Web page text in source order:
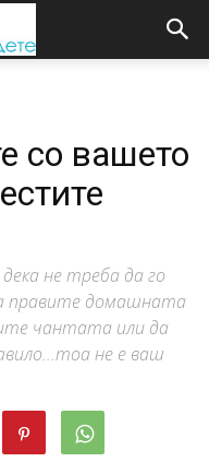
со вашето
не треба да го
правите домашната
чантата или да
не е ваш